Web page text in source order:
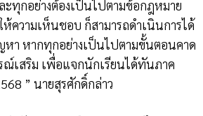
ทุกอย่างต้องเป็นไปตามข้อกฎหมาย
ความเห็นชอบ ก็สามารถดำเนินการได้
า หากทุกอย่างเป็นไปตามขั้นตอนคาด
ณ์เสริม เพื่อแจกนักเรียนได้ทันภาค
” นายสุรศักดิ์กล่าว